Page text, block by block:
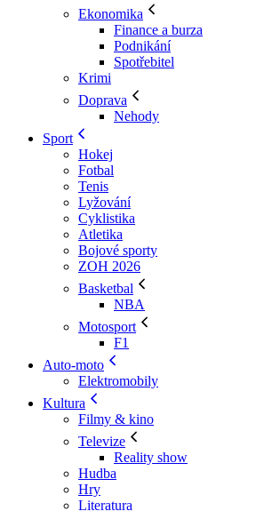
Ekonomika
Finance a burza
Podnikání
Spotřebitel
Krimi
Doprava
Nehody
Sport
Hokej
Fotbal
Tenis
Lyžování
Cyklistika
Atletika
Bojové sporty
ZOH 2026
Basketbal
NBA
Motosport
F1
Auto-moto
Elektromobily
Kultura
Filmy & kino
Televize
Reality show
Hudba
Hry
Literatura